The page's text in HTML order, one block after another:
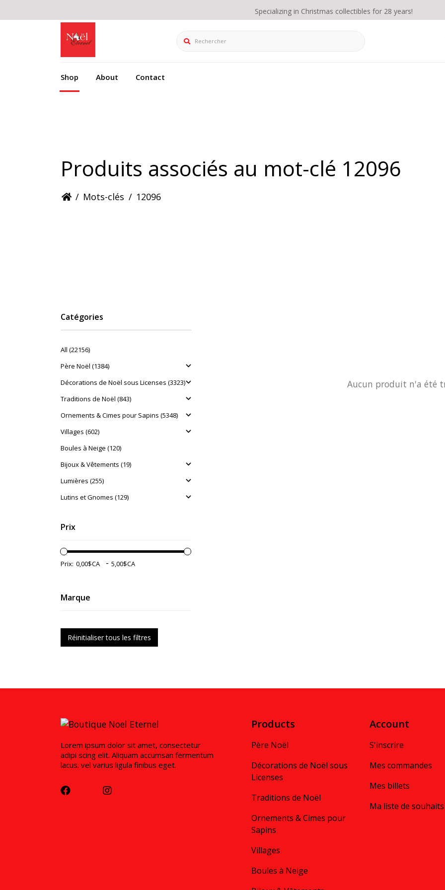
Specializing in Christmas collectibles for 28 years!
Rechercher
Shop About Contact
Produits associés au mot-clé 12096
/ Mots-clés / 12096
Catégories
All (22156)
Père Noël (1384)
Décorations de Noël sous Licenses (3323)
Traditions de Noël (843)
Ornements & Cimes pour Sapins (5348)
Villages (602)
Boules à Neige (120)
Bijoux & Vêtements (19)
Lumières (255)
Lutins et Gnomes (129)
Prix
Prix: -
Marque
Réinitialiser tous les filtres
Aucun produit n'a été
Lorem ipsum dolor sit amet, consectetur
adipi scing elit. Aliquam accumsan fermentum
lacus. vel varius ligula finibus eget.
Products
Père Noël
Décorations de Noël sous
Licenses
Traditions de Noël
Ornements & Cimes pour
Sapins
Villages
Boules à Neige
Account
S'inscrire
Mes commandes
Mes billets
Ma liste de souhaits